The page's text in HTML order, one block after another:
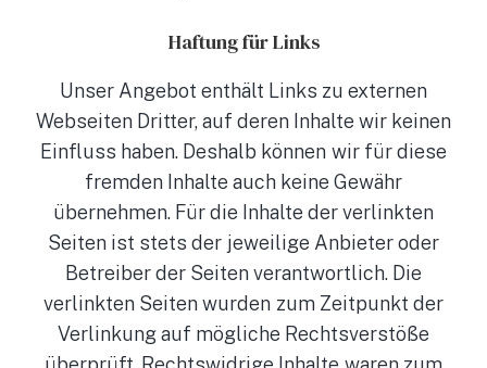
Haftung für Links
Unser Angebot enthält Links zu externen
Webseiten Dritter, auf deren Inhalte wir keinen
Einfluss haben. Deshalb können wir für diese
fremden Inhalte auch keine Gewähr
übernehmen. Für die Inhalte der verlinkten
Seiten ist stets der jeweilige Anbieter oder
Betreiber der Seiten verantwortlich. Die
verlinkten Seiten wurden zum Zeitpunkt der
Verlinkung auf mögliche Rechtsverstöße